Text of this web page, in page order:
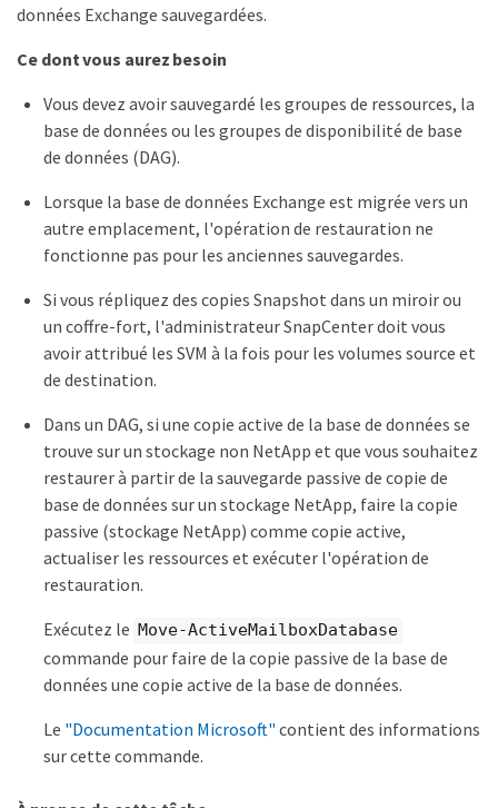
données Exchange sauvegardées.
Ce dont vous aurez besoin
Vous devez avoir sauvegardé les groupes de ressources, la
base de données ou les groupes de disponibilité de base
de données (DAG).
Lorsque la base de données Exchange est migrée vers un
autre emplacement, l'opération de restauration ne
fonctionne pas pour les anciennes sauvegardes.
Si vous répliquez des copies Snapshot dans un miroir ou
un coffre-fort, l'administrateur SnapCenter doit vous
avoir attribué les SVM à la fois pour les volumes source et
de destination.
Dans un DAG, si une copie active de la base de données se
trouve sur un stockage non NetApp et que vous souhaitez
restaurer à partir de la sauvegarde passive de copie de
base de données sur un stockage NetApp, faire la copie
passive (stockage NetApp) comme copie active,
actualiser les ressources et exécuter l'opération de
restauration.
Exécutez le Move-ActiveMailboxDatabase
commande pour faire de la copie passive de la base de
données une copie active de la base de données.
Le "Documentation Microsoft" contient des informations
sur cette commande.